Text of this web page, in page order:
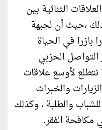
الثنائية بين
،حيث أن لجبهة
في الحياة
التواصل الحزبي
نتطلع لأوسع علاقات
والخبرات
والطلبة ، وكذلك
الفقر.